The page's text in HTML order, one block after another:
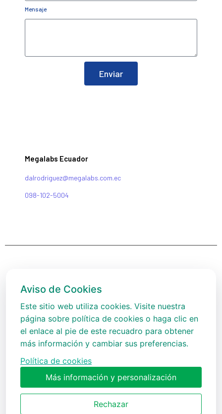
Mensaje
Enviar
Megalabs Ecuador
dalrodriguez@megalabs.com.ec
098-102-5004
ZEISS Internacional
Este sitio web contiene información sobre productos que está
dirigida a una amplia gama de audiencias y podría contener
detalles de productos o información que podrían no ser válidas
en su país. Favor tener en cuenta que no asumimos ninguna
responsabilidad por haber accedido a dicha información que
podría no cumplir con algún proceso legal, regulación, registro o
Aviso de Cookies
Este sitio web utiliza cookies. Visite nuestra
página sobre política de cookies o haga clic en
el enlace al pie de este recuadro para obtener
más información y cambiar sus preferencias.
Política de cookies
Más información y personalización
Rechazar